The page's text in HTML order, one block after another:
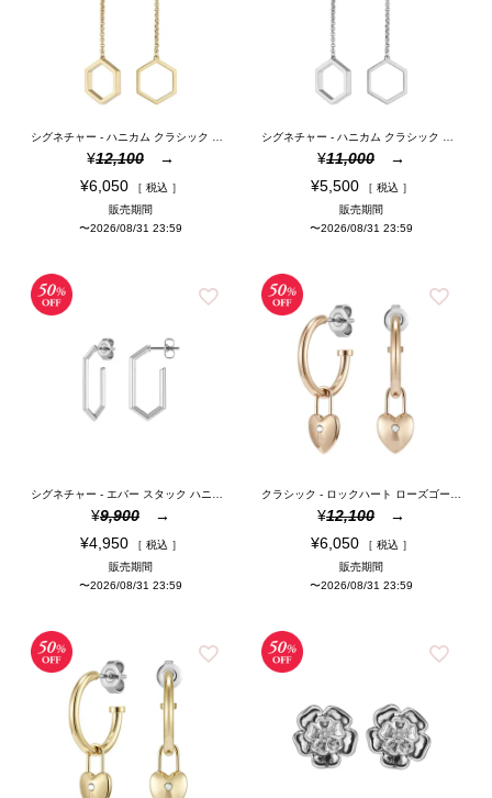
¥12,100
¥6,050
税込
販売期間
〜2026/08/31 23:59
¥11,000
¥5,500
税込
販売期間
〜2026/08/31 23:59
¥9,900
¥4,950
税込
販売期間
〜2026/08/31 23:59
¥12,100
¥6,050
税込
販売期間
〜2026/08/31 23:59